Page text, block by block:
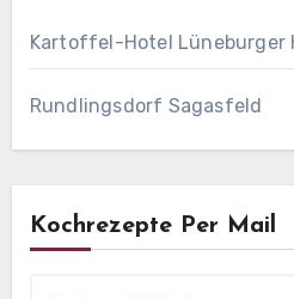
Kartoffel-Hotel Lüneburger
Rundlingsdorf Sagasfeld
Kochrezepte Per Mail